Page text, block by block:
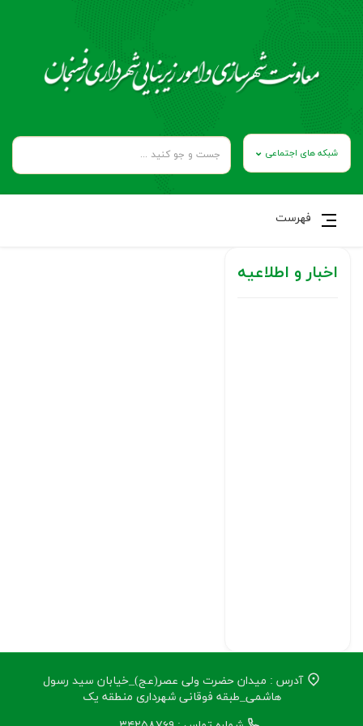
شبکه های اجتماعی
فهرست
اخبار و اطلاعیه
آدرس : میدان حضرت ولی عصر(عج)_خیابان سید رسول
هاشمی_طبقه فوقانی شهرداری منطقه یک